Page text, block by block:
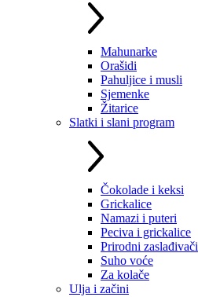
Mahunarke
Orašidi
Pahuljice i musli
Sjemenke
Žitarice
Slatki i slani program
Čokolade i keksi
Grickalice
Namazi i puteri
Peciva i grickalice
Prirodni zaslađivači
Suho voće
Za kolače
Ulja i začini